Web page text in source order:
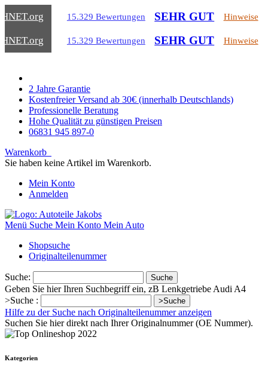
.org 15.329 Bewertungen SEHR GUT Hinweise
.org 15.329 Bewertungen SEHR GUT Hinweise
2 Jahre Garantie
Kostenfreier Versand ab 30€ (innerhalb Deutschlands)
Professionelle Beratung
Hohe Qualität zu günstigen Preisen
06831 945 897-0
Warenkorb
Sie haben keine Artikel im Warenkorb.
Mein Konto
Anmelden
Menü Suche Mein Konto Mein Auto
Shopsuche
Originalteilenummer
Suche: Suche
Geben Sie hier Ihren Suchbegriff ein, zB Lenkgetriebe Audi A4
>Suche :
>Suche
Hilfe zu der Suche nach Originalteilenummer anzeigen
Suchen Sie hier direkt nach Ihrer Originalnummer (OE Nummer).
Kategorien